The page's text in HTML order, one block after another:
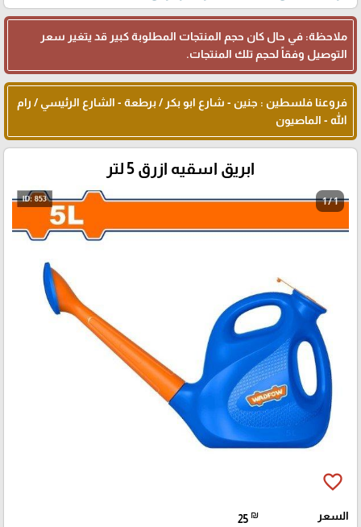
ملاحظة: في حال كان حجم المنتجات المطلوبة كبير قد يتغير سعر
التوصيل وفقاً لحجم تلك المنتجات.
فروعنا فلسطين : جنين - شارع ابو بكر / برطعة - الشارع الرئيسي / رام
الله - الماصيون
ابريق اسقيه ازرق 5 لتر
1 / 1
favorite_border
السعر 25 ₪